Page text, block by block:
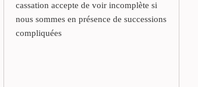
cassation accepte de voir incomplète si
nous sommes en présence de successions
compliquées